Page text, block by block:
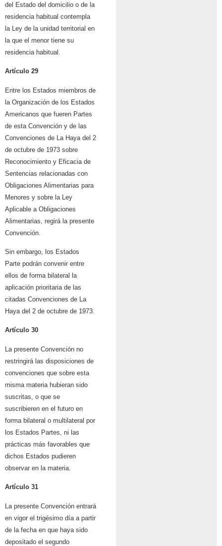
del Estado del domicilio o de la
residencia habitual contempla
la Ley de la unidad territorial en
la que el menor tiene su
residencia habitual.
Artículo 29
Entre los Estados miembros de
la Organización de los Estados
Americanos que fueren Partes
de esta Convención y de las
Convenciones de La Haya del 2
de octubre de 1973 sobre
Reconocimiento y Eficacia de
Sentencias relacionadas con
Obligaciones Alimentarias para
Menores y sobre la Ley
Aplicable a Obligaciones
Alimentarias, regirá la presente
Convención.
Sin embargo, los Estados
Parte podrán convenir entre
ellos de forma bilateral la
aplicación prioritaria de las
citadas Convenciones de La
Haya del 2 de octubre de 1973.
Artículo 30
La presente Convención no
restringirá las disposiciones de
convenciones que sobre esta
misma materia hubieran sido
suscritas, o que se
suscribieren en el futuro en
forma bilateral o multilateral por
los Estados Partes, ni las
prácticas más favorables que
dichos Estados pudieren
observar en la materia.
Artículo 31
La presente Convención entrará
en vigor el trigésimo día a partir
de la fecha en que haya sido
depositado el segundo